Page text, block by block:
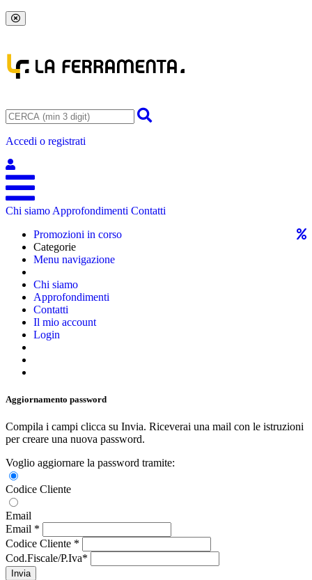
Accedi o registrati
Chi siamo Approfondimenti Contatti
Promozioni in corso
Categorie
Menu navigazione
Chi siamo
Approfondimenti
Contatti
Il mio account
Login
Aggiornamento password
Compila i campi clicca su Invia. Riceverai una mail con le istruzioni
per creare una nuova password.
Voglio aggiornare la password tramite:
Codice Cliente
Email
Email *
Codice Cliente *
Cod.Fiscale/P.Iva*